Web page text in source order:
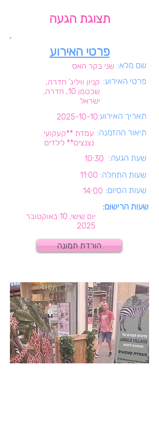
תצוגת הגעה
פרטי האירוע
שני בקר האס שם מלא:
קניון וויליג' חדרה,
שכטמן 10, חדרה,
ישראל
פרטי האירוע:
2025-10-10תאריך האירוע:
עמדת **קעקועי
נצנצים** לילדים
תיאור ההזמנה:
10:30 שעת הגעה:
11:00 שעות התחלה:
14:00 שעות הסיום:
שעות הרישום:
יום שישי, 10 באוקטובר
2025
הורדת תמונה